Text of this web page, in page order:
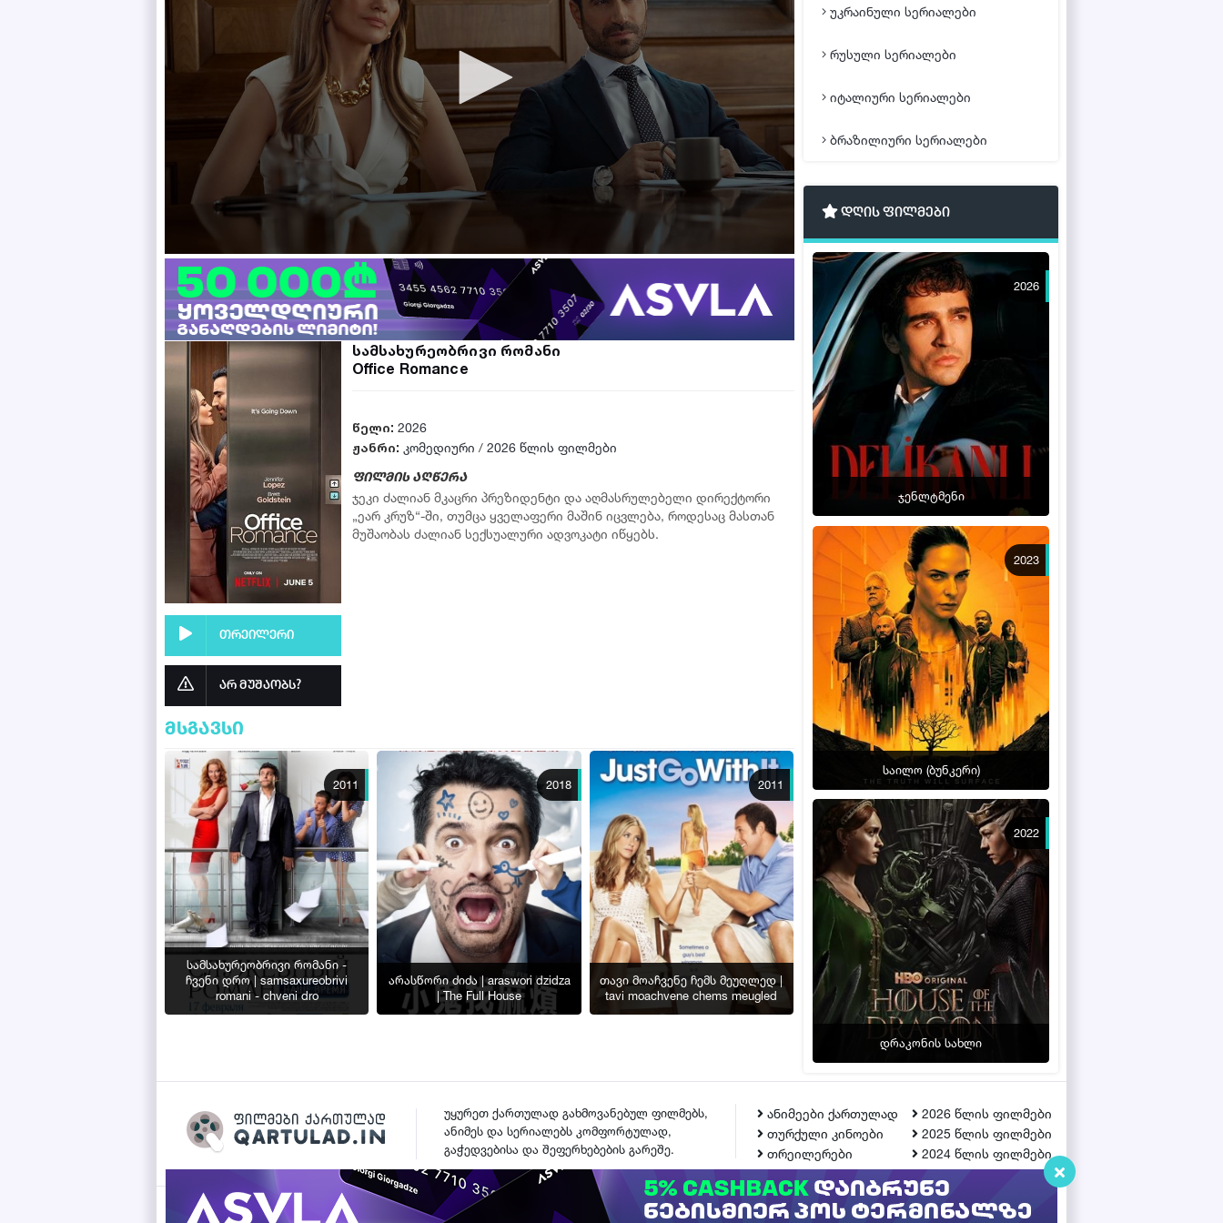
თრეილერი
არ მუშაობს?
სამსახურეობრივი რომანი
Office Romance
წელი: 2026
ჟანრი: კომედიური / 2026 წლის ფილმები
ფილმის აღწერა
ჯეკი ძალიან მკაცრი პრეზიდენტი და აღმასრულებელი დირექტორი
„ეარ კრუზ“-ში, თუმცა ყველაფერი მაშინ იცვლება, როდესაც მასთან
მუშაობას ძალიან სექსუალური ადვოკატი იწყებს.
მსგავსი
2011
სამსახურეობრივი რომანი -
ჩვენი დრო | samsaxureobrivi
romani - chveni dro
2018
არასწორი ძიძა | araswori dzidza
| The Full House
2011
თავი მოაჩვენე ჩემს მეუღლედ |
tavi moachvene chems meugled
უკრაინული სერიალები
რუსული სერიალები
იტალიური სერიალები
ბრაზილიური სერიალები
დღის ფილმები
2026
ჯენლტმენი
2023
საილო (ბუნკერი)
2022
დრაკონის სახლი
უყურეთ ქართულად გახმოვანებულ ფილმებს,
ანიმეს და სერიალებს კომფორტულად,
გაჭედვებისა და შეფერხებების გარეშე.
ანიმეები ქართულად
თურქული კინოები
თრეილერები
2026 წლის ფილმები
2025 წლის ფილმები
2024 წლის ფილმები
ᲙᲝᲜᲢᲐᲥᲢᲘ
Qartulad.in © 2026